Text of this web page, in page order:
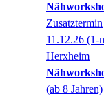
Zusatztermin
11.12.26 (1-
Herxheim
(ab 8 Jahren)